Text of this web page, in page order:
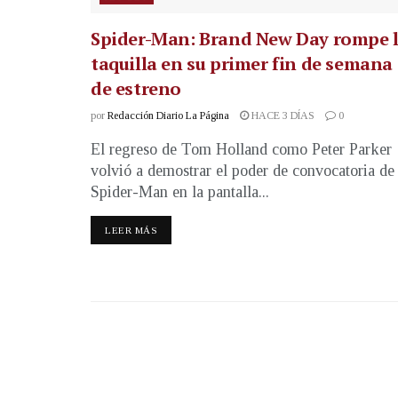
Spider-Man: Brand New Day rompe
taquilla en su primer fin de semana
de estreno
por Redacción Diario La Página HACE 3 DÍAS 0
El regreso de Tom Holland como Peter Parker
volvió a demostrar el poder de convocatoria de
Spider-Man en la pantalla...
LEER MÁS